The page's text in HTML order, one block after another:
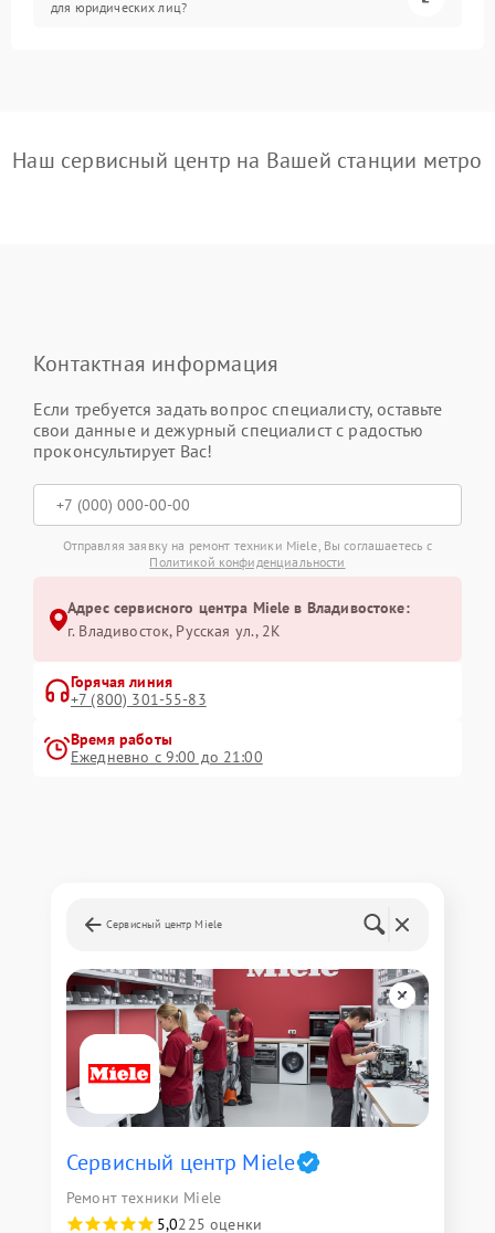
для юридических лиц?
Наш сервисный центр на Вашей станции метро
Контактная информация
Если требуется задать вопрос специалисту, оставьте
свои данные и дежурный специалист с радостью
проконсультирует Вас!
Отправляя заявку на ремонт техники Miele, Вы соглашаетесь с
Политикой конфиденциальности
Адрес сервисного центра Miele в Владивостоке:
г. Владивосток, Русская ул., 2К
Горячая линия
+7 (800) 301-55-83
Время работы
Ежедневно с 9:00 до 21:00
Сервисный центр Miele
Сервисный центр Miele
Ремонт техники Miele
5,0225 оценки